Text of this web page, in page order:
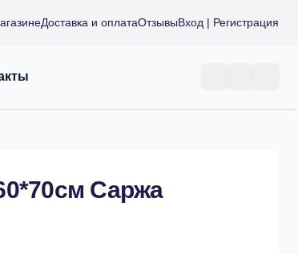
Доставка и оплатаОтзывыВход | Регистрация
Саржа